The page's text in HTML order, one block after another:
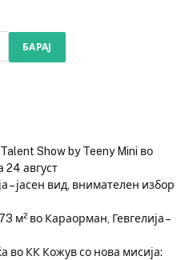
БАРАЈ
Show by Teeny Mini во
24 август
– јасен вид, внимателен избор
м² во Караорман, Гевгелија –
во КК Кожув со нова мисија: